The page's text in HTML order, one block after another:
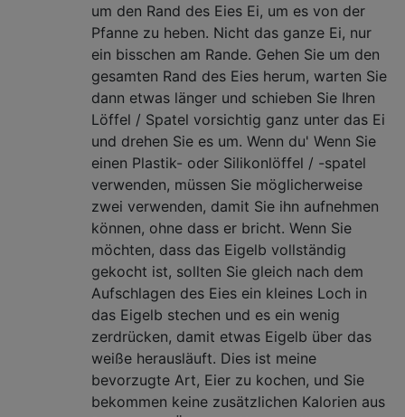
um den Rand des Eies Ei, um es von der
Pfanne zu heben. Nicht das ganze Ei, nur
ein bisschen am Rande. Gehen Sie um den
gesamten Rand des Eies herum, warten Sie
dann etwas länger und schieben Sie Ihren
Löffel / Spatel vorsichtig ganz unter das Ei
und drehen Sie es um. Wenn du' Wenn Sie
einen Plastik- oder Silikonlöffel / -spatel
verwenden, müssen Sie möglicherweise
zwei verwenden, damit Sie ihn aufnehmen
können, ohne dass er bricht. Wenn Sie
möchten, dass das Eigelb vollständig
gekocht ist, sollten Sie gleich nach dem
Aufschlagen des Eies ein kleines Loch in
das Eigelb stechen und es ein wenig
zerdrücken, damit etwas Eigelb über das
weiße herausläuft. Dies ist meine
bevorzugte Art, Eier zu kochen, und Sie
bekommen keine zusätzlichen Kalorien aus